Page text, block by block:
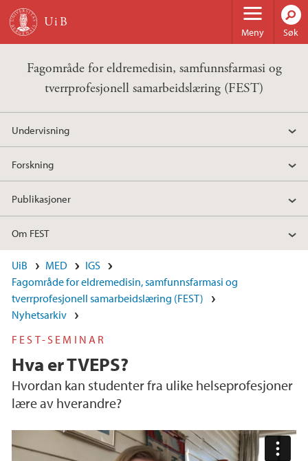
Hopp til hovedinnhold
Meny Søk
Fagområde for eldremedisin, samfunnsfarmasi og
tverrprofesjonell samarbeidslæring (FEST)
Undervisning
Forskning
Publikasjoner
Om FEST
UiB MED
IGS
Fagområde for eldremedisin, samfunnsfarmasi og
tverrprofesjonell samarbeidslæring (FEST)
Nyhetsarkiv
FEST-SEMINAR
Hva er TVEPS?
Hvordan kan studenter fra ulike helseprofesjoner
lære av hverandre?
Hva er TVEPS?